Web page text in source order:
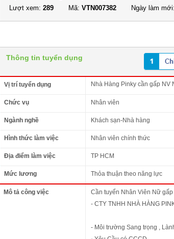
Lượt xem: 289 Mã: VTN007382 Ngày làm mới:
Thông tin tuyển dụng
Vị trí tuyển dụng Nhà Hàng Pinky cần gấp NV
Chức vụ Nhân viên
Ngành nghề Khách sạn-Nhà hàng
Hình thức làm việc Nhân viên chính thức
Địa điểm làm việc TP HCM
Mức lương Thỏa thuận theo năng lực
Mô tả công việc
Cần tuyển Nhân Viên Nữ gấp
- CTY TNHH NHÀ HÀNG
- Môi trường Sang trọng ,